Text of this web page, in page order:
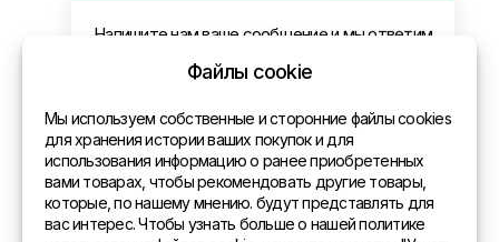
Политика конфиденциальности
Контакты
Общая информация
Представительства в мире
Файлы cookie
Мы используем собственные и сторонние файлы cookies
для хранения истории ваших покупок и для
использования информацию о ранее приобретенных
вами товарах, чтобы рекомендовать другие товары,
которые, по нашему мнению. будут представлять для
вас интерес. Чтобы узнать больше о нашей политике